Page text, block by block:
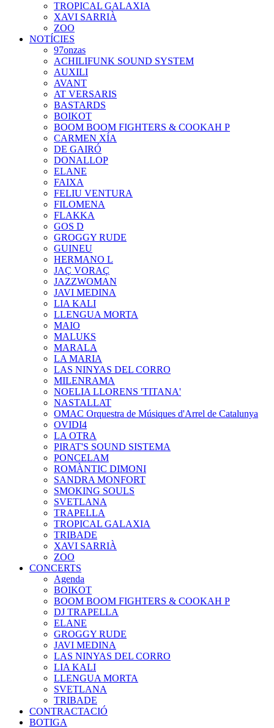
TROPICAL GALAXIA
XAVI SARRIÀ
ZOO
NOTÍCIES
97onzas
ACHILIFUNK SOUND SYSTEM
AUXILI
AVANT
AT VERSARIS
BASTARDS
BOIKOT
BOOM BOOM FIGHTERS & COOKAH P
CARMEN XÍA
DE GAIRÓ
DONALLOP
ELANE
FAIXA
FELIU VENTURA
FILOMENA
FLAKKA
GOS D
GROGGY RUDE
GUINEU
HERMANO L
JAÇ VORAÇ
JAZZWOMAN
JAVI MEDINA
LIA KALI
LLENGUA MORTA
MAIO
MALUKS
MARALA
LA MARIA
LAS NINYAS DEL CORRO
MILENRAMA
NOELIA LLORENS 'TITANA'
NASTALLAT
OMAC Orquestra de Músiques d'Arrel de Catalunya
OVIDI4
LA OTRA
PIRAT'S SOUND SISTEMA
PONCELAM
ROMÀNTIC DIMONI
SANDRA MONFORT
SMOKING SOULS
SVETLANA
TRAPELLA
TROPICAL GALAXIA
TRIBADE
XAVI SARRIÀ
ZOO
CONCERTS
Agenda
BOIKOT
BOOM BOOM FIGHTERS & COOKAH P
DJ TRAPELLA
ELANE
GROGGY RUDE
JAVI MEDINA
LAS NINYAS DEL CORRO
LIA KALI
LLENGUA MORTA
SVETLANA
TRIBADE
CONTRACTACIÓ
BOTIGA